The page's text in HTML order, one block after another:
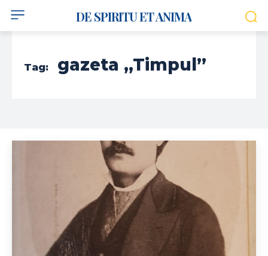
DE SPIRITU ET ANIMA
Tag: gazeta „Timpul”